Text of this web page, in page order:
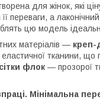
для жінок, які
переваги, а
цю модель
матеріалів — креп-
еластичної тканини,
сітки флок — прозорої
Мінімальна